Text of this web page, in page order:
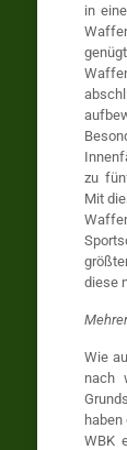
in
zu
Mit
diese
Wie
nach
WBK